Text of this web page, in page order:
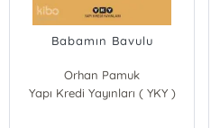
Babamın Bavulu
Orhan Pamuk
Yapı Kredi Yayınları ( YKY )